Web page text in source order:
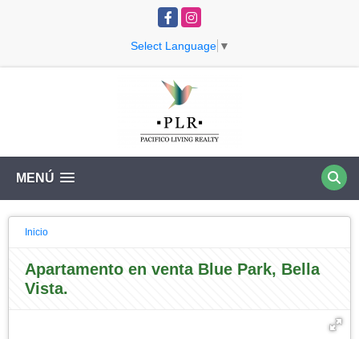
FacebookInstagram
Select Language ▼
MENÚ
Inicio
Apartamento en venta Blue Park, Bella
Vista.